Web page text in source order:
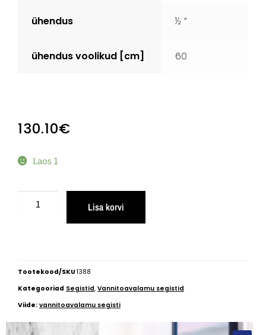
ühendus ½ ”
ühendusvoolikud [cm] 60
130.10€
Laos 1
Lisa korvi
Tootekood/SKU 1388
Kategooriad Segistid, Vannitoavalamu segistid
Viide: vannitoavalamu segisti